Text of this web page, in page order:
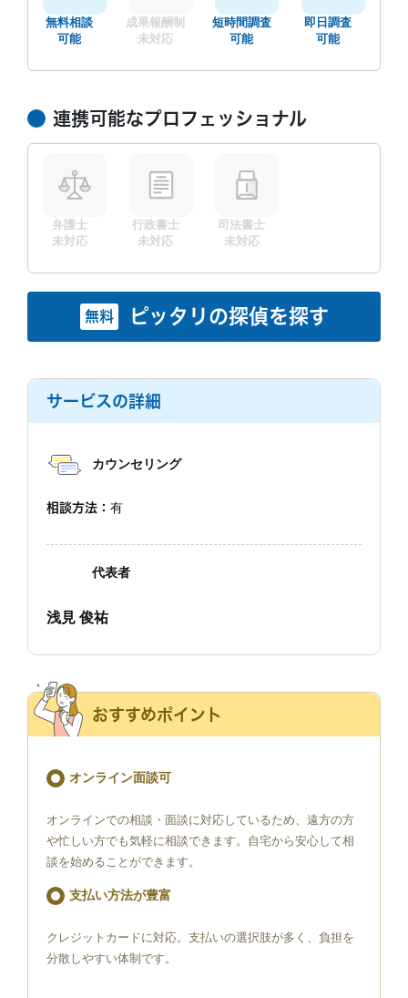
無料相談
可能
成果報酬制
未対応
短時間調査
可能
即日調査
可能
連携可能なプロフェッショナル
弁護士
未対応
行政書士
未対応
司法書士
未対応
無料 ピッタリの探偵を探す
サービスの詳細
カウンセリング
相談方法： 有
代表者
浅見 俊祐
おすすめポイント
オンライン面談可
オンラインでの相談・面談に対応しているため、遠方の方
や忙しい方でも気軽に相談できます。自宅から安心して相
談を始めることができます。
支払い方法が豊富
クレジットカードに対応。支払いの選択肢が多く、負担を
分散しやすい体制です。